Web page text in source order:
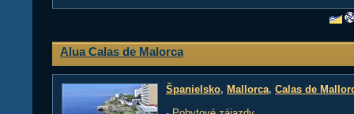
Alua Calas de Malorca
Španielsko, Mallorca, Calas de